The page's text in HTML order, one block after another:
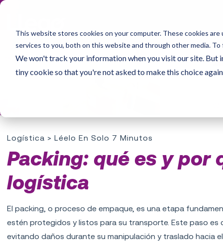
This website stores cookies on your computer. These cookies
services to you, both on this website and through other media.
We won't track your information when you visit our site. But
tiny cookie so that you're not asked to make this choice
Logística > Léelo En Solo 7 Minutos
Packing: qué es y por
logística
El packing, o proceso de empaque, es una etapa
estén protegidos y listos para su transporte. Este paso
evitando daños durante su manipulación y traslado hacia